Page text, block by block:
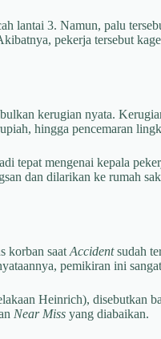
lantai 3. Namun, palu
pekerja tersebut
kerugian nyata.
hingga pencemaran
tepat mengenai kepala
dan dilarikan ke rumah
korban saat Accidentsudah
pemikiran ini
Heinrich), disebutkan
Near Miss yang diabaikan.